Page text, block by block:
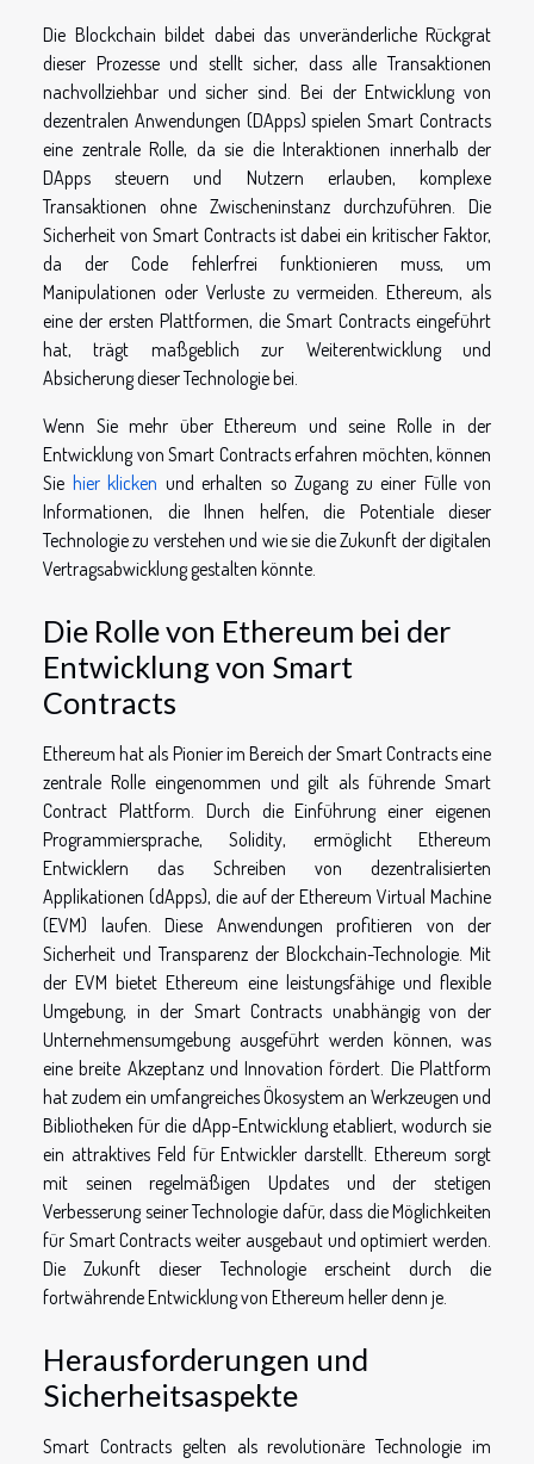
Die Blockchain bildet dabei das unveränderliche Rückgrat
dieser Prozesse und stellt sicher, dass alle Transaktionen
nachvollziehbar und sicher sind. Bei der Entwicklung von
dezentralen Anwendungen (DApps) spielen Smart Contracts
eine zentrale Rolle, da sie die Interaktionen innerhalb der
DApps steuern und Nutzern erlauben, komplexe
Transaktionen ohne Zwischeninstanz durchzuführen. Die
Sicherheit von Smart Contracts ist dabei ein kritischer Faktor,
da der Code fehlerfrei funktionieren muss, um
Manipulationen oder Verluste zu vermeiden. Ethereum, als
eine der ersten Plattformen, die Smart Contracts eingeführt
hat, trägt maßgeblich zur Weiterentwicklung und
Absicherung dieser Technologie bei.
Wenn Sie mehr über Ethereum und seine Rolle in der
Entwicklung von Smart Contracts erfahren möchten, können
Sie hier klicken und erhalten so Zugang zu einer Fülle von
Informationen, die Ihnen helfen, die Potentiale dieser
Technologie zu verstehen und wie sie die Zukunft der digitalen
Vertragsabwicklung gestalten könnte.
Die Rolle von Ethereum bei der
Entwicklung von Smart
Contracts
Ethereum hat als Pionier im Bereich der Smart Contracts eine
zentrale Rolle eingenommen und gilt als führende Smart
Contract Plattform. Durch die Einführung einer eigenen
Programmiersprache, Solidity, ermöglicht Ethereum
Entwicklern das Schreiben von dezentralisierten
Applikationen (dApps), die auf der Ethereum Virtual Machine
(EVM) laufen. Diese Anwendungen profitieren von der
Sicherheit und Transparenz der Blockchain-Technologie. Mit
der EVM bietet Ethereum eine leistungsfähige und flexible
Umgebung, in der Smart Contracts unabhängig von der
Unternehmensumgebung ausgeführt werden können, was
eine breite Akzeptanz und Innovation fördert. Die Plattform
hat zudem ein umfangreiches Ökosystem an Werkzeugen und
Bibliotheken für die dApp-Entwicklung etabliert, wodurch sie
ein attraktives Feld für Entwickler darstellt. Ethereum sorgt
mit seinen regelmäßigen Updates und der stetigen
Verbesserung seiner Technologie dafür, dass die Möglichkeiten
für Smart Contracts weiter ausgebaut und optimiert werden.
Die Zukunft dieser Technologie erscheint durch die
fortwährende Entwicklung von Ethereum heller denn je.
Herausforderungen und
Sicherheitsaspekte
Smart Contracts gelten als revolutionäre Technologie im